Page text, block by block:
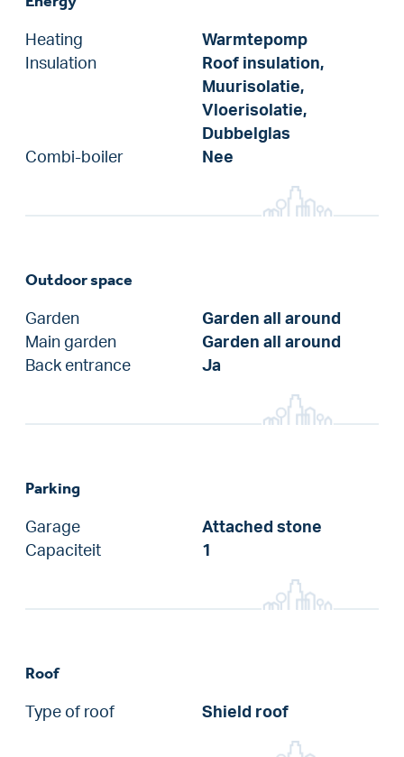
Heating
Warmtepomp
Insulation
Roof insulation,
Muurisolatie,
Vloerisolatie,
Dubbelglas
Combi-boiler
Nee
Outdoor space
Garden
Garden all around
Main garden
Garden all around
Back entrance
Ja
Parking
Garage
Attached stone
Capaciteit
1
Roof
Type of roof Shield roof